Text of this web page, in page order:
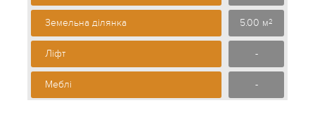
Земельна ділянка 5.00 м2
Ліфт -
Меблі -